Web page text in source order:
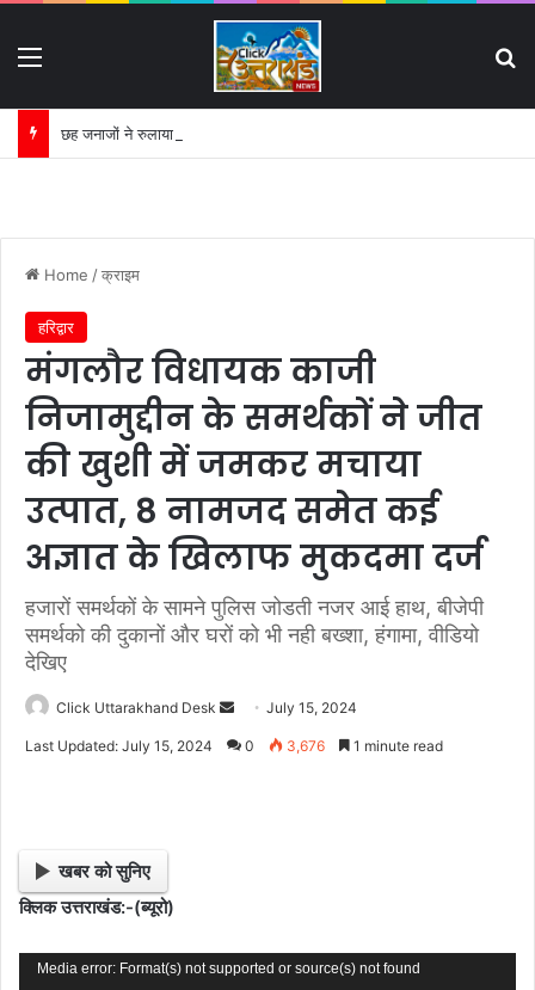
छह जनाजों ने रुलाया रायपुर, खुशियों के सफर का दर्दनाक अंत:
Home /क्राइम
हरिद्वार
मंगलौर विधायक काजी
निजामुद्दीन के समर्थकों ने जीत
की खुशी में जमकर मचाया
उत्पात, 8 नामजद समेत कई
अज्ञात के खिलाफ मुकदमा दर्ज
हजारों समर्थकों के सामने पुलिस जोडती नजर आई हाथ, बीजेपी
समर्थको की दुकानों और घरों को भी नही बख्शा, हंगामा, वीडियो
देखिए
Click Uttarakhand Desk
e
i
July 15, 2024
Last Updated: July 15, 2024 0 3,676 1 minute read
खबर को सुनिए
क्लिक उत्तराखंड:-(ब्यूरो)
Video
Media error: Format(s) not supported or source(s) not found